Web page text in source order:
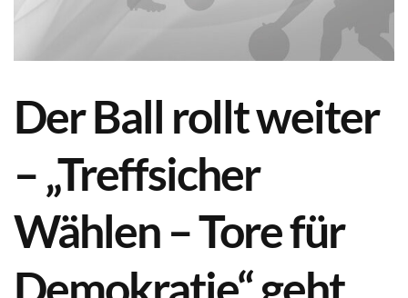
Der Ball rollt weiter
– „Treffsicher
Wählen – Tore für